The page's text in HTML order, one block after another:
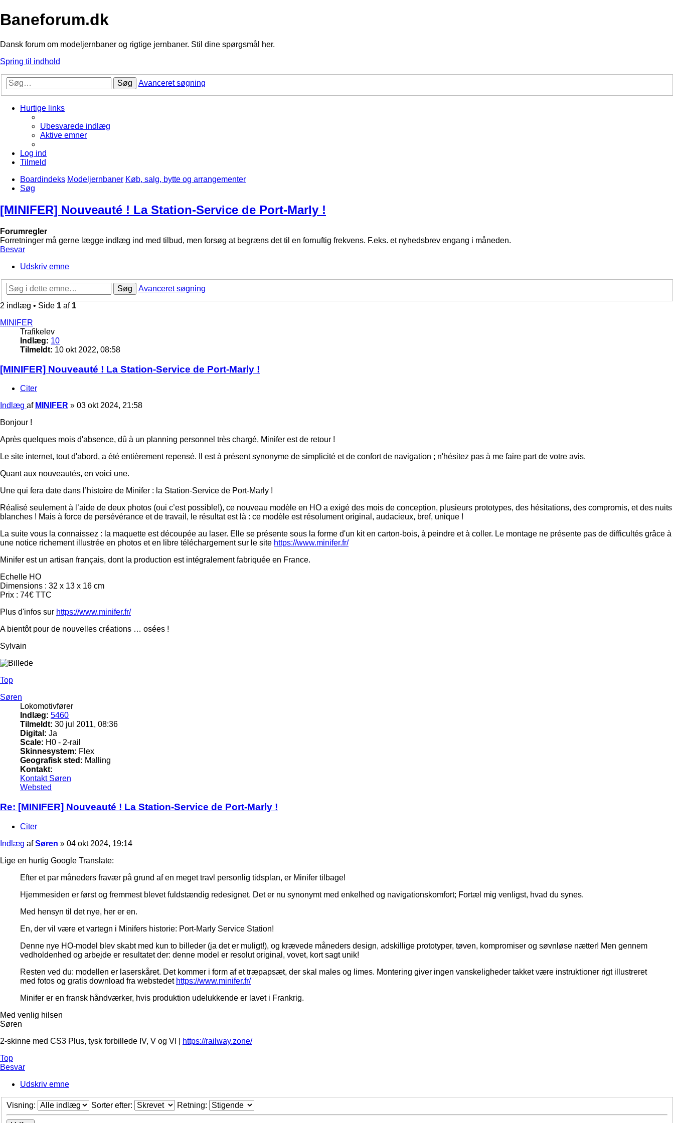
Baneforum.dk
Dansk forum om modeljernbaner og rigtige jernbaner. Stil dine spørgsmål her.
Spring til indhold
Søg Avanceret søgning
Hurtige links
Ubesvarede indlæg
Aktive emner
Log ind
Tilmeld
Boardindeks Modeljernbaner Køb, salg, bytte og arrangementer
Søg
[MINIFER] Nouveauté ! La Station-Service de Port-Marly !
Forumregler
Forretninger må gerne lægge indlæg ind med tilbud, men forsøg at begræns det til en fornuftig frekvens. F.eks. et nyhedsbrev engang i måneden.
Besvar
Udskriv emne
Søg
Avanceret søgning
2 indlæg • Side 1 af 1
MINIFER
Trafikelev
Indlæg: 10
Tilmeldt: 10 okt 2022, 08:58
[MINIFER] Nouveauté ! La Station-Service de Port-Marly !
Citer
Indlæg af MINIFER » 03 okt 2024, 21:58
Bonjour !
Après quelques mois d'absence, dû à un planning personnel très chargé, Minifer est de retour !
Le site internet, tout d'abord, a été entièrement repensé. Il est à présent synonyme de simplicité et de confort de navigation ; n'hésitez pas à me faire part de votre avis.
Quant aux nouveautés, en voici une.
Une qui fera date dans l’histoire de Minifer : la Station-Service de Port-Marly !
Réalisé seulement à l’aide de deux photos (oui c’est possible!), ce nouveau modèle en HO a exigé des mois de conception, plusieurs prototypes, des hésitations, des compromis, et des nuits
blanches ! Mais à force de persévérance et de travail, le résultat est là : ce modèle est résolument original, audacieux, bref, unique !
La suite vous la connaissez : la maquette est découpée au laser. Elle se présente sous la forme d'un kit en carton-bois, à peindre et à coller. Le montage ne présente pas de difficultés grâce à
une notice richement illustrée en photos et en libre téléchargement sur le site https://www.minifer.fr/
Minifer est un artisan français, dont la production est intégralement fabriquée en France.
Echelle HO
Dimensions : 32 x 13 x 16 cm
Prix : 74€ TTC
Plus d'infos sur https://www.minifer.fr/
A bientôt pour de nouvelles créations … osées !
Sylvain
Top
Søren
Lokomotivfører
Indlæg: 5460
Tilmeldt: 30 jul 2011, 08:36
Digital: Ja
Scale: H0 - 2-rail
Skinnesystem: Flex
Geografisk sted: Malling
Kontakt:
Kontakt Søren
Websted
Re: [MINIFER] Nouveauté ! La Station-Service de Port-Marly !
Citer
Indlæg afSøren » 04 okt 2024, 19:14
Lige en hurtig Google Translate:
Efter et par måneders fravær på grund af en meget travl personlig tidsplan, er Minifer tilbage!
Hjemmesiden er først og fremmest blevet fuldstændig redesignet. Det er nu synonymt med enkelhed og navigationskomfort; Fortæl mig venligst, hvad du synes.
Med hensyn til det nye, her er en.
En, der vil være et vartegn i Minifers historie: Port-Marly Service Station!
Denne nye HO-model blev skabt med kun to billeder (ja det er muligt!), og krævede måneders design, adskillige prototyper, tøven, kompromiser og søvnløse nætter! Men gennem
vedholdenhed og arbejde er resultatet der: denne model er resolut original, vovet, kort sagt unik!
Resten ved du: modellen er laserskåret. Det kommer i form af et træpapsæt, der skal males og limes. Montering giver ingen vanskeligheder takket være instruktioner rigt illustreret
med fotos og gratis download fra webstedet https://www.minifer.fr/
Minifer er en fransk håndværker, hvis produktion udelukkende er lavet i Frankrig.
Med venlig hilsen
Søren
2-skinne med CS3 Plus, tysk forbillede IV, V og VI |
https://railway.zone/
Top
Besvar
Udskriv emne
Visning: Sorter efter: Retning: